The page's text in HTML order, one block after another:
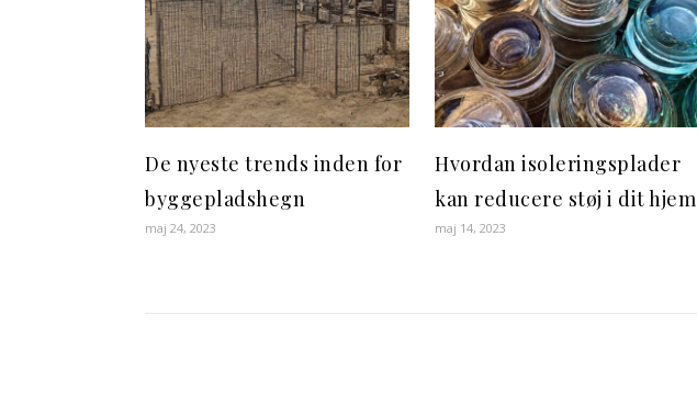
De nyeste trends inden for
byggepladshegn
maj 24, 2023
Hvordan isoleringsplader
kan reducere støj i dit hjem
maj 14, 2023